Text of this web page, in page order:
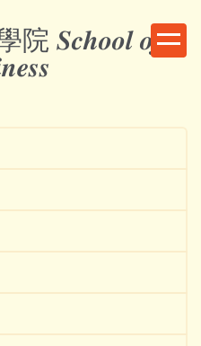
院 𝑺𝒄𝒉𝒐𝒐𝒍 𝒐𝒇